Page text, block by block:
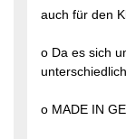
auch für den
o Da es sich
o MADE IN